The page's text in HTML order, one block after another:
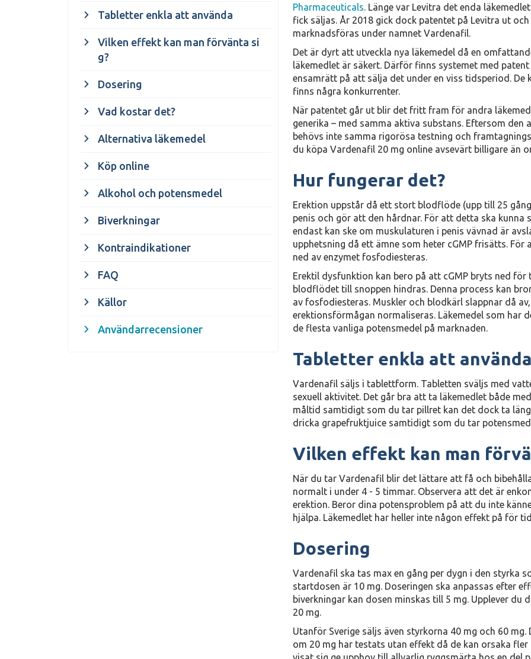
Tabletter enkla att använda
Vilken effekt kan man förvänta si
g?
Dosering
Vad kostar det?
Alternativa läkemedel
Köp online
Alkohol och potensmedel
Biverkningar
Kontraindikationer
FAQ
Källor
Användarrecensioner
Pharmaceuticals. Länge var Levitra det enda
fick säljas. År 2018 gick dock patentet på Levitra ut
marknadsföras under namnet Vardenafil.
Det är dyrt att utveckla nya läkemedel då en
läkemedlet är säkert. Därför finns systemet med
ensamrätt på att sälja det under en viss tidsperiod.
finns några konkurrenter.
När patentet går ut blir det fritt fram för andra
generika – med samma aktiva substans. Eftersom
behövs inte samma rigorösa testning och
du köpa Vardenafil 20 mg online avsevärt billigare än
Hur fungerar det?
Erektion uppstår då ett stort blodflöde (upp till 25
penis och gör att den hårdnar. För att detta ska
endast kan ske om muskulaturen i penis vävnad är
upphetsning då ett ämne som heter cGMP frisätts.
ned av enzymet fosfodiesteras.
Erektil dysfunktion kan bero på att cGMP bryts ned
blodflödet till snoppen hindras. Denna process kan
av fosfodiesteras. Muskler och blodkärl slappnar då
erektionsförmågan normaliseras. Läkemedel som har
de flesta vanliga potensmedel på marknaden.
Tabletter enkla att
Vardenafil säljs i tablettform. Tabletten sväljs med
sexuell aktivitet. Det går bra att ta läkemedlet både
måltid samtidigt som du tar pillret kan det dock ta
dricka grapefruktjuice samtidigt som du tar
Vilken effekt kan man
När du tar Vardenafil blir det lättare att få och
normalt i under 4 - 5 timmar. Observera att det är
erektion. Beror dina potensproblem på att du inte
hjälpa. Läkemedlet har heller inte någon effekt på för
Dosering
Vardenafil ska tas max en gång per dygn i den styrka
startdosen är 10 mg. Doseringen ska anpassas efter
biverkningar kan dosen minskas till 5 mg. Upplever
20 mg.
Utanför Sverige säljs även styrkorna 40 mg och 60
om 20 mg har testats utan effekt då de kan orsaka